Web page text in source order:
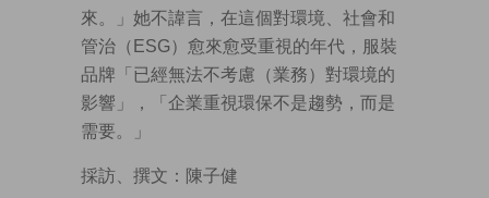
來。」她不諱言，在這個對環境、社會和
管治（ESG）愈來愈受重視的年代，服裝
品牌「已經無法不考慮（業務）對環境的
影響」，「企業重視環保不是趨勢，而是
需要。」
採訪、撰文：陳子健